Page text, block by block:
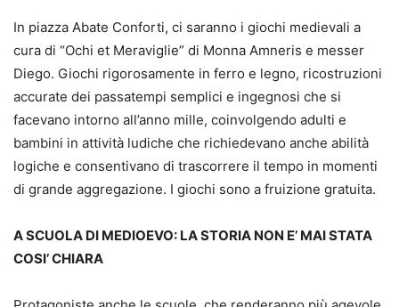
In piazza Abate Conforti, ci saranno i giochi medievali a
cura di “Ochi et Meraviglie” di Monna Amneris e messer
Diego. Giochi rigorosamente in ferro e legno, ricostruzioni
accurate dei passatempi semplici e ingegnosi che si
facevano intorno all’anno mille, coinvolgendo adulti e
bambini in attività ludiche che richiedevano anche abilità
logiche e consentivano di trascorrere il tempo in momenti
di grande aggregazione. I giochi sono a fruizione gratuita.
A SCUOLA DI MEDIOEVO: LA STORIA NON E’ MAI STATA
COSI’ CHIARA